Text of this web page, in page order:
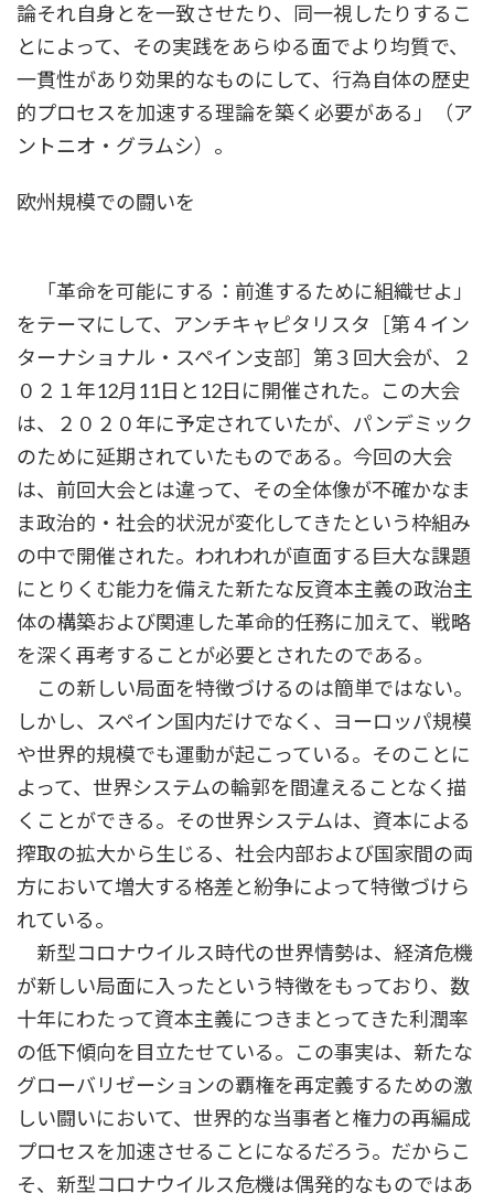
論それ自身とを一致させたり、同一視したりするこ
とによって、その実践をあらゆる面でより均質で、
一貫性があり効果的なものにして、行為自体の歴史
的プロセスを加速する理論を築く必要がある」（ア
ントニオ・グラムシ）。
欧州規模での闘いを
「革命を可能にする：前進するために組織せよ」
をテーマにして、アンチキャピタリスタ［第４イン
ターナショナル・スペイン支部］第３回大会が、２
０２１年12月11日と12日に開催された。この大会
は、２０２０年に予定されていたが、パンデミック
のために延期されていたものである。今回の大会
は、前回大会とは違って、その全体像が不確かなま
ま政治的・社会的状況が変化してきたという枠組み
の中で開催された。われわれが直面する巨大な課題
にとりくむ能力を備えた新たな反資本主義の政治主
体の構築および関連した革命的任務に加えて、戦略
を深く再考することが必要とされたのである。
この新しい局面を特徴づけるのは簡単ではない。
しかし、スペイン国内だけでなく、ヨーロッパ規模
や世界的規模でも運動が起こっている。そのことに
よって、世界システムの輪郭を間違えることなく描
くことができる。その世界システムは、資本による
搾取の拡大から生じる、社会内部および国家間の両
方において増大する格差と紛争によって特徴づけら
れている。
新型コロナウイルス時代の世界情勢は、経済危機
が新しい局面に入ったという特徴をもっており、数
十年にわたって資本主義につきまとってきた利潤率
の低下傾向を目立たせている。この事実は、新たな
グローバリゼーションの覇権を再定義するための激
しい闘いにおいて、世界的な当事者と権力の再編成
プロセスを加速させることになるだろう。だからこ
そ、新型コロナウイルス危機は偶発的なものではあ